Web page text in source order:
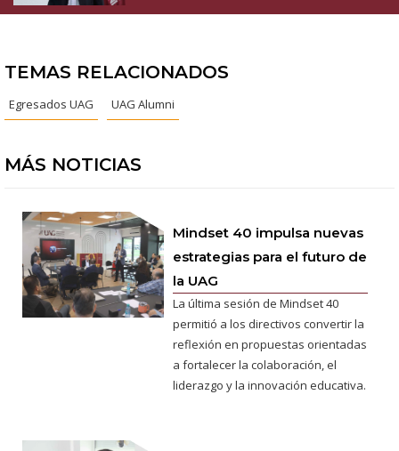
TEMAS RELACIONADOS
Egresados UAG UAG Alumni
MÁS NOTICIAS
Mindset 40 impulsa nuevas
estrategias para el futuro de
la UAG
La última sesión de Mindset 40
permitió a los directivos convertir la
reflexión en propuestas orientadas
a fortalecer la colaboración, el
liderazgo y la innovación educativa.